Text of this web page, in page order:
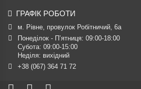
ГРАФІК РОБОТИ
м. Рівне, провулок Робітничий, 6а
Понеділок - П’ятниця: 09:00-18:00
Субота: 09:00-15:00
Неділя: вихідний
+38 (067) 364 71 72